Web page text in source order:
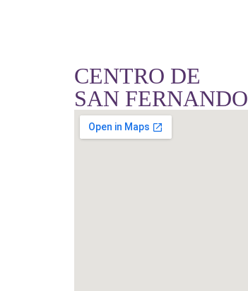
CENTRO DE
SAN FERNANDO